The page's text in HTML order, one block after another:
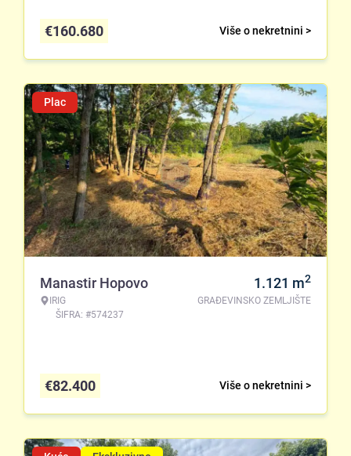
Više o nekretnini >
€160.680
Plac
Manastir Hopovo
IRIG
ŠIFRA: #574237
1.121 m2
GRAĐEVINSKO ZEMLJIŠTE
Više o nekretnini >
€82.400